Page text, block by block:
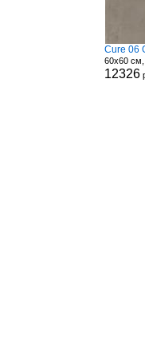
Cure 06
60x60
12326